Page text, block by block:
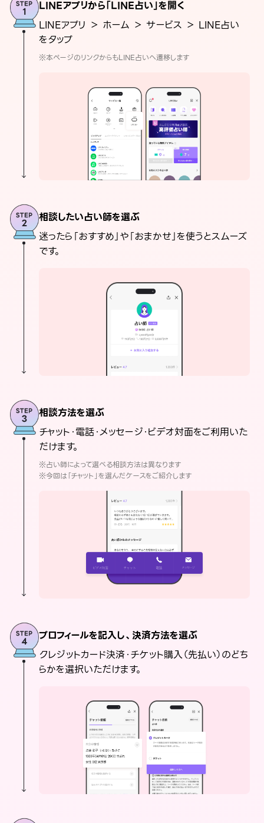
LINEアプリから「LINE占い」を開く
LINEアプリ ＞ ホーム ＞ サービス ＞ LINE占い
をタップ
※本ページのリンクからもLINE占いへ遷移します
相談したい占い師を選ぶ
迷ったら「おすすめ」や「おまかせ」を使うとスムーズ
です。
相談方法を選ぶ
チャット・電話・メッセージ・ビデオ対面をご利用いた
だけます。
※占い師によって選べる相談方法は異なります
※今回は「チャット」を選んだケースをご紹介します
プロフィールを記入し、決済方法を選ぶ
クレジットカード決済・チケット購入（先払い）のどち
らかを選択いただけます。